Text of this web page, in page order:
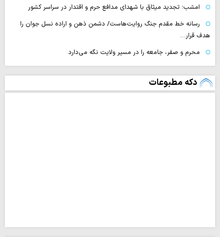
امشب؛ تجدید میثاق با شهدای مدافع حرم و اقتدار در سراسر کشور
رسانه‌ خط مقدم جنگ روایت‌هاست/ دشمن ذهن و اراده نسل جوان را
هدف قرار…
محرم و صفر، جامعه را در مسیر ولایت نگه می‌دارد
دکه مطبوعات